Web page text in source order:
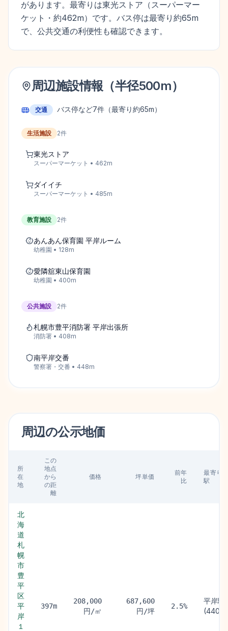
があります。最寄りは東光ストア（スーパーマー
ケット・約462m）です。バス停は最寄り約65m
で、公共交通の利便性も確認できます。
周辺施設情報（半径500m）
交通 バス停など7件 （最寄り約65m）
生活施設 2件
東光ストア
スーパーマーケット • 462m
ダイイチ
スーパーマーケット • 485m
教育施設 2件
あんあん保育園 平岸ルーム
幼稚園 • 128m
愛隣舘東山保育園
幼稚園 • 400m
公共施設 2件
札幌市豊平消防署 平岸出張所
消防署 • 408m
南平岸交番
警察署・交番 • 448m
周辺の公示地価
所
在
地
この
地点
から
の距
離
価格 坪単価
前年
比
最寄り
駅
北
海
道
札
幌
市
豊
平
区
平
岸
１
397m
208,000
円/㎡
687,600
円/坪
2.5%
平岸駅
(440m)